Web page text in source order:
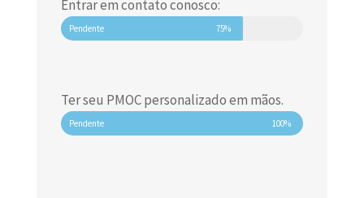
Entrar em contato conosco:
Pendente 75%
Ter seu PMOC personalizado em mãos.
Pendente 100%